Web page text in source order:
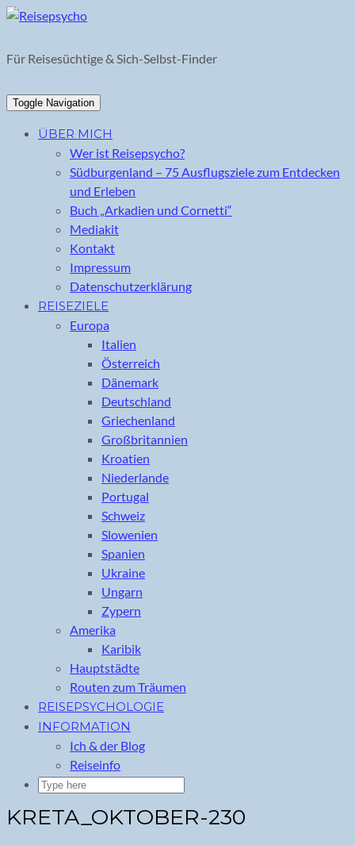
Skip
content
Für Reisesüchtige & Sich-Selbst-Finder
Toggle Navigation
ÜBER MICH
Wer ist Reisepsycho?
Südburgenland – 75 Ausflugsziele zum Entdecken
und Erleben
Buch „Arkadien und Cornetti“
Mediakit
Kontakt
Impressum
Datenschutzerklärung
REISEZIELE
Europa
Italien
Österreich
Dänemark
Deutschland
Griechenland
Großbritannien
Kroatien
Niederlande
Portugal
Schweiz
Slowenien
Spanien
Ukraine
Ungarn
Zypern
Amerika
Karibik
Hauptstädte
Routen zum Träumen
REISEPSYCHOLOGIE
INFORMATION
Ich & der Blog
Reiseinfo
KRETA_OKTOBER-230